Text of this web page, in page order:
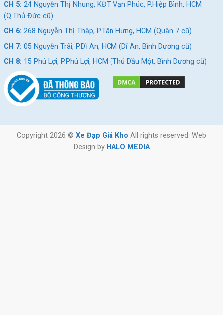
CH 5: 24 Nguyễn Thị Nhung, KĐT Vạn Phúc, P.Hiệp Bình, HCM
(Q.Thủ Đức cũ)
CH 6: 268 Nguyễn Thị Thập, P.Tân Hưng, HCM (Quận 7 cũ)
CH 7: 05 Nguyễn Trãi, P.Dĩ An, HCM (Dĩ An, Bình Dương cũ)
CH 8: 15 Phú Lợi, P.Phú Lợi, HCM (Thủ Dầu Một, Bình Dương cũ)
Copyright 2026 © Xe Đạp Giá Kho All rights reserved. Web
Design by HALO MEDIA